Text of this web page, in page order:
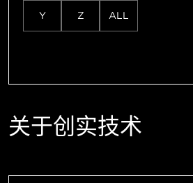
Y Z ALL
关于创实技术